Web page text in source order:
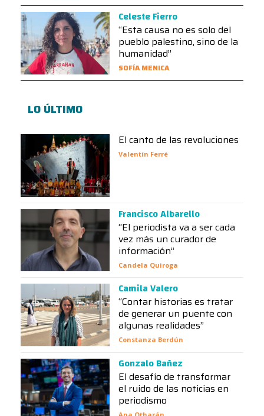
Celeste Fierro
“Esta causa no es solo del
pueblo palestino, sino de la
humanidad”
SOFÍA MENICA
LO ÚLTIMO
El canto de las revoluciones
Valentín Ferré
Francisco Albarello
“El periodista va a ser cada
vez más un curador de
información”
Candela Quiroga
Camila Valero
“Contar historias es tratar
de generar un puente con
algunas realidades”
Constanza Berdún
Gonzalo Bañez
El desafío de transformar
el ruido de las noticias en
periodismo